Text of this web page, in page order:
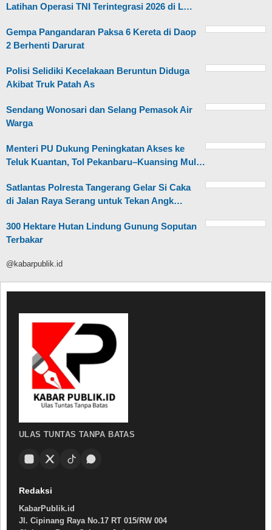
Latihan Operasi TNI Terintegrasi 2026 di L…
Gempa Pangandaran Paksa 6 Kereta di Daop
2 Berhenti Darurat
Polisi Selidiki Kecelakaan Beruntun Diduga
Akibat Truk Patah As
Sendang Wonosari dan Selang Pemasok Air
Warga
Menteri PU Dukung Peningkatan Akses ke
Teluk Kuantan, Tol Pekanbaru–Kuansing Mul…
Satlantas Polresta Tangerang Gelar Si Caka
di Jalan Raya Serang untuk Tekan Angk…
300 Hektare Hutan Lindung Gunung Soputan
Terbakar
@kabarpublik.id
ULAS TUNTAS TANPA BATAS
Redaksi
KabarPublik.id
Jl. Cipinang Raya No.17 RT 015/RW 004